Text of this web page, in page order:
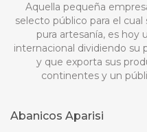
Aquella pequeña
selecto público para el
pura artesanía, es hoy
internacional dividiendo su
y que exporta sus
continentes y un
Abanicos Aparisi